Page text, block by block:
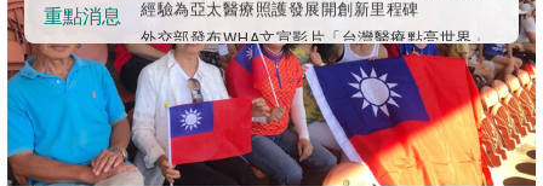
重點消息
外交部發布WHA文宣影片「台灣醫療點亮世界」
及「台灣智慧醫療與健康產業展」預告短片，向
世界展現台灣守護全球健康的創新能量
總統出訪史瓦帝尼返國談話 強調臺灣人有權利
走向世界 盼與理念相近國家共同維護國際秩序
堅定走向世界 賴總統抵達史瓦帝尼王國進行國是
訪問
總統與五院院長新春茶敘 盼化分歧為團結、為
國家邁出合作第一步